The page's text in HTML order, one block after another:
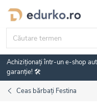
Treci
conținut
Achiziționați într-un e-shop
garanție! 🛠️
Ceas bărbați Festina